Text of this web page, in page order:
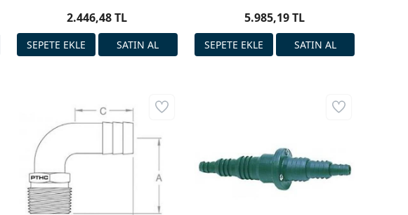
2.446,48 TL 5.985,19 TL